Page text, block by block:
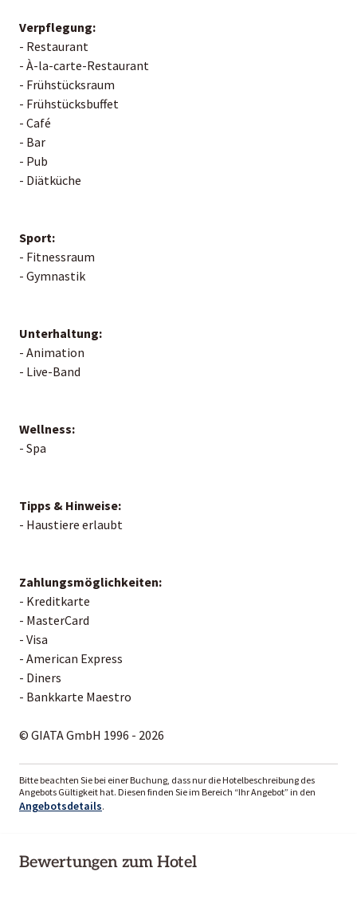
Verpflegung:
- Restaurant
- À-la-carte-Restaurant
- Frühstücksraum
- Frühstücksbuffet
- Café
- Bar
- Pub
- Diätküche
Sport:
- Fitnessraum
- Gymnastik
Unterhaltung:
- Animation
- Live-Band
Wellness:
- Spa
Tipps & Hinweise:
- Haustiere erlaubt
Zahlungsmöglichkeiten:
- Kreditkarte
- MasterCard
- Visa
- American Express
- Diners
- Bankkarte Maestro
© GIATA GmbH 1996 - 2026
Bitte beachten Sie bei einer Buchung, dass nur die Hotelbeschreibung des
Angebots Gültigkeit hat. Diesen finden Sie im Bereich “Ihr Angebot” in den
Angebotsdetails.
Bewertungen zum Hotel